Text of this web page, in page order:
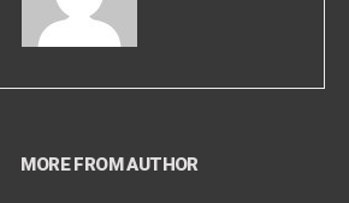
MORE FROM AUTHOR